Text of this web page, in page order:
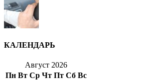
КАЛЕНДАРЬ
Август 2026
Пн Вт Ср Чт Пт Сб Вс